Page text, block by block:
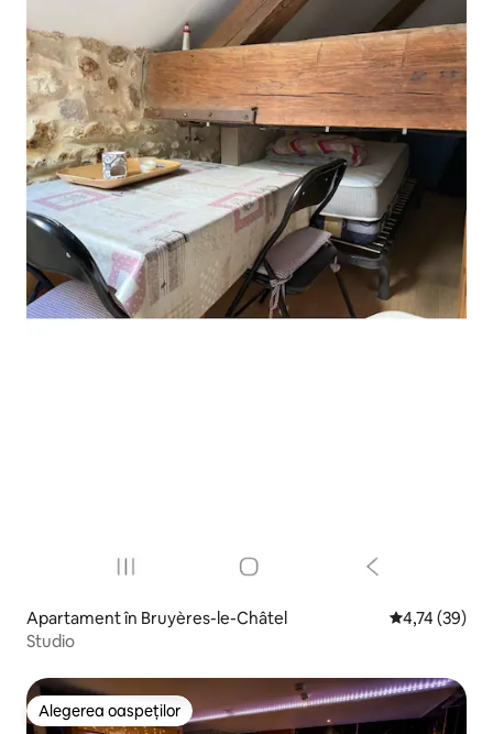
Apartament în Bruyères-le-Châtel Scor mediu
4,74 (39)
Studio
Alegerea oaspeților
Alegerea oaspeților